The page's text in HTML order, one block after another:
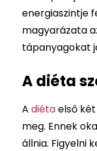
energiaszintje
magyarázata
tápanyagokat
A diéta
A diétaelső
meg. Ennek
állnia. Figyelni